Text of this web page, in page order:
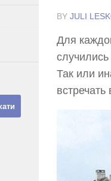
BY JULI
Для
Так или